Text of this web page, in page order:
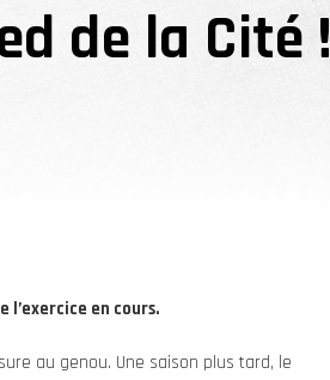
de la Cité !
l’exercice en cours.
au genou. Une saison plus tard, le